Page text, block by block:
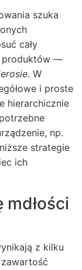
szuka
cały
produktów —
. W
i proste
hierarchicznie
np.
strategie
ich
mdłości
z kilku